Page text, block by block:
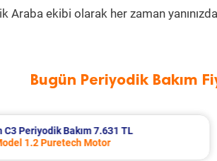
Araba ekibi olarak her zaman
Bugün Periyodik Bakım
C4 X Periyodik Bakım 7.770 TL
Model 1.2 Puretech Motor